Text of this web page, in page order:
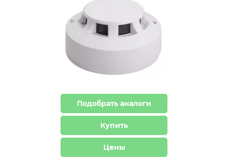
Подобрать аналоги
Купить
Цены